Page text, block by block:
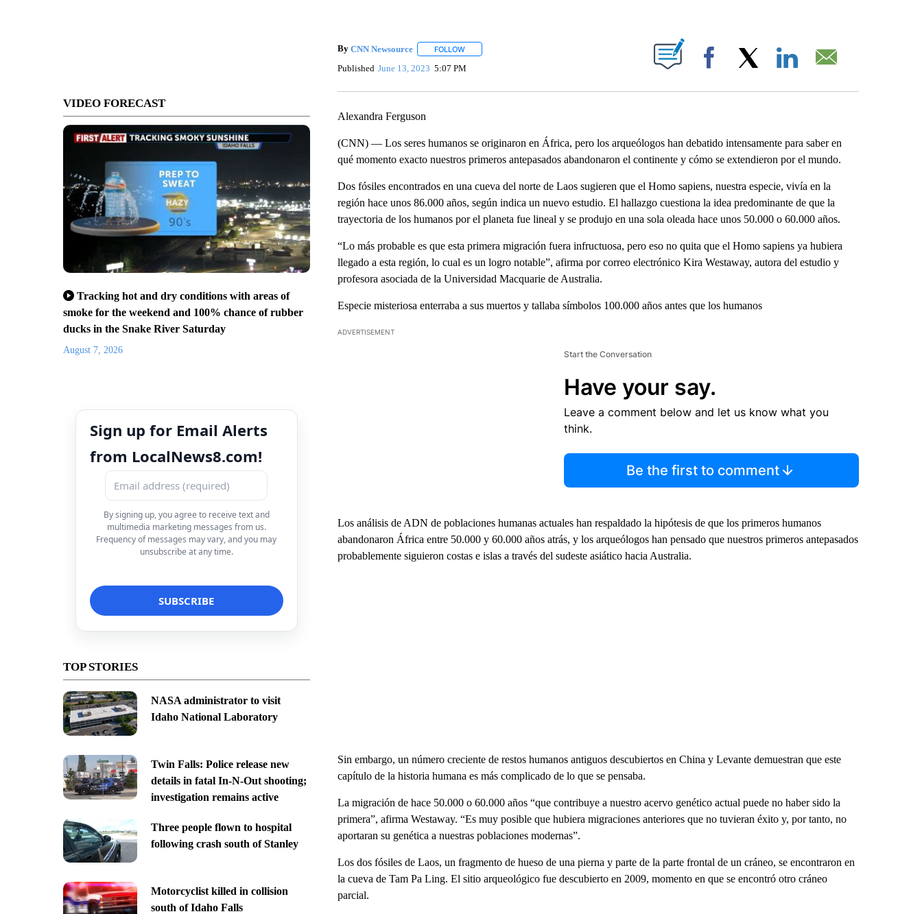
VIDEO FORECAST
Tracking hot and dry conditions with areas of
smoke for the weekend and 100% chance of rubber
ducks in the Snake River Saturday
August 7, 2026
Sign up for Email Alerts
from LocalNews8.com!
By signing up, you agree to receive text and
multimedia marketing messages from us.
Frequency of messages may vary, and you may
unsubscribe at any time.
TOP STORIES
NASA administrator to visit
Idaho National Laboratory
Twin Falls: Police release new
details in fatal In-N-Out shooting;
investigation remains active
Three people flown to hospital
following crash south of Stanley
Motorcyclist killed in collision
south of Idaho Falls
By CNN Newsource FOLLOWFOLLOW "" TO RECEIVE NOTIFICATIONS ABOUT NEW PAGES ON "".
Published June 13, 2023 5:07 PM Facebook
Alexandra Ferguson
(CNN) — Los seres humanos se originaron en África, pero los arqueólogos han debatido intensamente para saber en
qué momento exacto nuestros primeros antepasados abandonaron el continente y cómo se extendieron por el mundo.
Dos fósiles encontrados en una cueva del norte de Laos sugieren que el Homo sapiens, nuestra especie, vivía en la
región hace unos 86.000 años, según indica un nuevo estudio. El hallazgo cuestiona la idea predominante de que la
trayectoria de los humanos por el planeta fue lineal y se produjo en una sola oleada hace unos 50.000 o 60.000 años.
“Lo más probable es que esta primera migración fuera infructuosa, pero eso no quita que el Homo sapiens ya hubiera
llegado a esta región, lo cual es un logro notable”, afirma por correo electrónico Kira Westaway, autora del estudio y
profesora asociada de la Universidad Macquarie de Australia.
Especie misteriosa enterraba a sus muertos y tallaba símbolos 100.000 años antes que los humanos
ADVERTISEMENT
Start the Conversation
Have your say.
Leave a comment below and let us know what you
think.
Be the first to comment
Los análisis de ADN de poblaciones humanas actuales han respaldado la hipótesis de que los primeros humanos
abandonaron África entre 50.000 y 60.000 años atrás, y los arqueólogos han pensado que nuestros primeros antepasados
probablemente siguieron costas e islas a través del sudeste asiático hacia Australia.
Sin embargo, un número creciente de restos humanos antiguos descubiertos en China y Levante demuestran que este
capítulo de la historia humana es más complicado de lo que se pensaba.
La migración de hace 50.000 o 60.000 años “que contribuye a nuestro acervo genético actual puede no haber sido la
primera”, afirma Westaway. “Es muy posible que hubiera migraciones anteriores que no tuvieran éxito y, por tanto, no
aportaran su genética a nuestras poblaciones modernas”.
Los dos fósiles de Laos, un fragmento de hueso de una pierna y parte de la parte frontal de un cráneo, se encontraron en
la cueva de Tam Pa Ling. El sitio arqueológico fue descubierto en 2009, momento en que se encontró otro cráneo
parcial.